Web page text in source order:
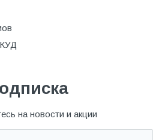
на новости и акции